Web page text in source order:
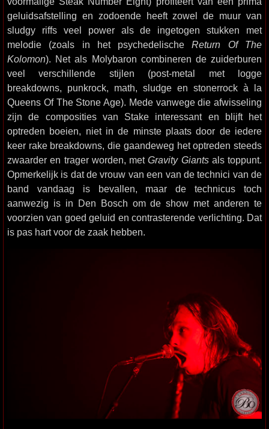
geluidsafstelling en zodoende heeft zowel de muur van
sludgy riffs veel power als de ingetogen stukken met
melodie (zoals in het psychedelischeReturn Of The
Kolomon). Net als Molybaron combineren de zuiderburen
veel verschillende stijlen (post-metal met logge
breakdowns, punkrock, math, sludge en stonerrock à la
Queens Of The Stone Age). Mede vanwege die afwisseling
zijn de composities van Stake interessant en blijft het
optreden boeien, niet in de minste plaats door de iedere
keer rake breakdowns, die gaandeweg het optreden steeds
zwaarder en trager worden, metGravity Giantsals toppunt.
Opmerkelijk is dat de vrouw van een van de technici van de
band vandaag is bevallen, maar de technicus toch
aanwezig is in Den Bosch om de show met anderen te
voorzien van goed geluid en contrasterende verlichting. Dat
is pas hart voor de zaak hebben.